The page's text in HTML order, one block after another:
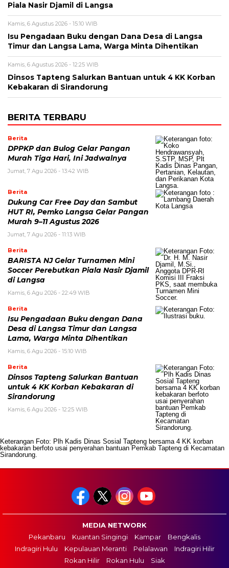
Piala Nasir Djamil di Langsa
Kamis, 6 Agustus 2026 - 15:10 WIB
Isu Pengadaan Buku dengan Dana Desa di Langsa
Timur dan Langsa Lama, Warga Minta Dihentikan
Kamis, 6 Agustus 2026 - 12:25 WIB
Dinsos Tapteng Salurkan Bantuan untuk 4 KK Korban
Kebakaran di Sirandorung
BERITA TERBARU
Berita
DPPKP dan Bulog Gelar Pangan
Murah Tiga Hari, Ini Jadwalnya
Jumat, 7 Agu 2026 - 13:42 WIB
Berita
Dukung Car Free Day dan Sambut
HUT RI, Pemko Langsa Gelar Pangan
Murah 9–11 Agustus 2026
Jumat, 7 Agu 2026 - 11:13 WIB
Berita
BARISTA NJ Gelar Turnamen Mini
Soccer Perebutkan Piala Nasir Djamil
di Langsa
Kamis, 6 Agu 2026 - 22:49 WIB
Berita
Isu Pengadaan Buku dengan Dana
Desa di Langsa Timur dan Langsa
Lama, Warga Minta Dihentikan
Kamis, 6 Agu 2026 - 15:10 WIB
Berita
Dinsos Tapteng Salurkan Bantuan
untuk 4 KK Korban Kebakaran di
Sirandorung
Kamis, 6 Agu 2026 - 12:25 WIB
Keterangan Foto: Plh Kadis Dinas Sosial Tapteng bersama 4 KK korban
kebakaran berfoto usai penyerahan bantuan Pemkab Tapteng di Kecamatan
Sirandorung.
MEDIA NETWORK
Pekanbaru
Kuantan Singingi Kampar
Bengkalis
Indragiri Hulu
Kepulauan Meranti Pelalawan
Indragiri Hilir
Rokan Hilir
Rokan Hulu Siak